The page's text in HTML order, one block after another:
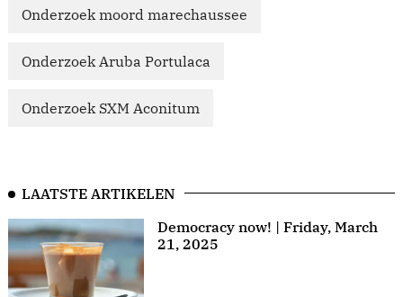
Onderzoek moord marechaussee
Onderzoek Aruba Portulaca
Onderzoek SXM Aconitum
LAATSTE ARTIKELEN
Democracy now! | Friday, March
21, 2025